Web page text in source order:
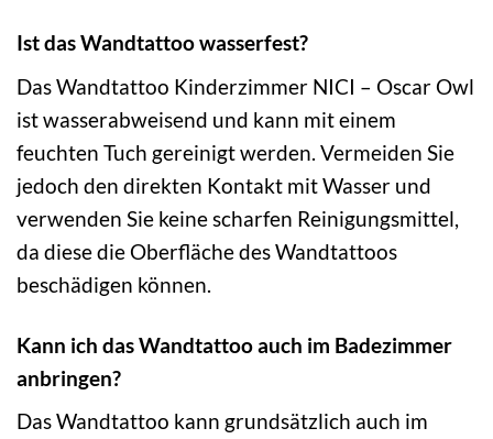
Ist das Wandtattoo wasserfest?
Das Wandtattoo Kinderzimmer NICI – Oscar Owl
ist wasserabweisend und kann mit einem
feuchten Tuch gereinigt werden. Vermeiden Sie
jedoch den direkten Kontakt mit Wasser und
verwenden Sie keine scharfen Reinigungsmittel,
da diese die Oberfläche des Wandtattoos
beschädigen können.
Kann ich das Wandtattoo auch im Badezimmer
anbringen?
Das Wandtattoo kann grundsätzlich auch im